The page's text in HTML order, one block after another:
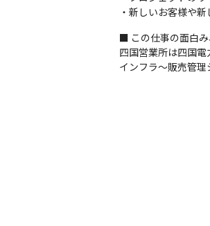
・新しいお客様や
■ この仕事の面白
四国営業所は四国電
インフラ～販売管